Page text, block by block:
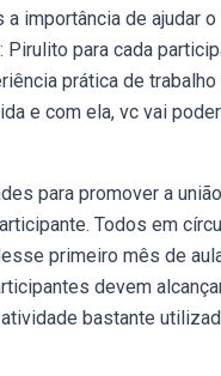
importância de ajudar
para cada
prática de
e com ela, vc vai
para promover a
Todos em
primeiro mês de
devem
bastante